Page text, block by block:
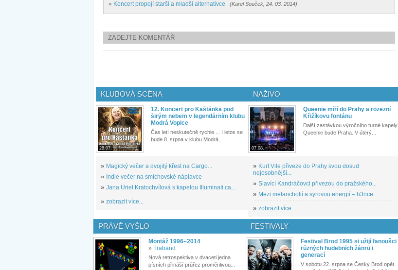
» Koncert propojí starší a mladší alternativce (Karel Souček, 24. 03. 2014)
ZADEJTE KOMENTÁŘ
KLUBOVÁ SCÉNA
28.07.
12. Koncert pro Kaštánka pod
širým nebem v legendárním klubu
Modrá Vopice
Čas letí neskutečně rychle.... I letos se
bude 8. srpna v klubu Modrá...
» Magický večer a dvojitý křest na Cargo...
» Indie večer na smíchovské náplavce
» Jana Uriel Kratochvílová s kapelou Illuminati.ca...
» zobrazit více...
NAŽIVO
07.08.
Queenie míří do Prahy a rozezní
Křižíkovu fontánu
Další zastávkou výročního turné kapely
Queenie bude Praha. V úterý...
» Kurt Vile přiveze do Prahy svou dosud
nejosobnější...
» Slavící Kandráčovci přivezou do pražského...
» Mezi melancholií a syrovou energií – h3nce...
» zobrazit více...
PRÁVĚ VYŠLO
Montáž 1996–2014
» Traband
Nová retrospektiva v dvaceti jedna
písních přináší průřez proměnlivou...
FESTIVALY
Festival Brod 1995 si užijí fanoušci
různých hudebních žánrů i
generací
V sobotu 22. srpna se Český Brod opět